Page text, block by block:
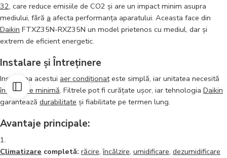
32, care reduce emisiile de CO2 și are un impact minim asupra
mediului, fără a afecta performanța aparatului. Aceasta face din
Daikin FTXZ35N-RXZ35N un model prietenos cu mediul, dar și
extrem de eficient energetic.
Instalare și Întreținere
Instalarea acestui aer condiționateste simplă, iar unitatea necesită
întreținere minimă. Filtrele pot fi curățate ușor, iar tehnologia Daikin
garantează durabilitate și fiabilitate pe termen lung.
Avantaje principale:
Climatizare completă: răcire,încălzire, umidificare, dezumidificare